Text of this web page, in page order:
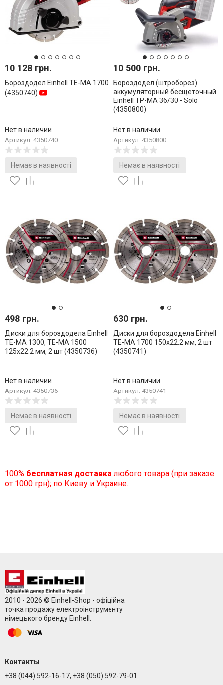
10 128 грн.
Бороздодел Einhell TE-MA 1700
(4350740)
Нет в наличии
Артикул: 4350740
Немає в наявності
10 500 грн.
Бороздодел (штроборез)
аккумуляторный бесщеточный
Einhell TP-MA 36/30 - Solo
(4350800)
Нет в наличии
Артикул: 4350800
Немає в наявності
498 грн.
Диски для бороздодела Einhell
TE-MA 1300, TE-MA 1500
125х22.2 мм, 2 шт (4350736)
Нет в наличии
Артикул: 4350736
Немає в наявності
630 грн.
Диски для бороздодела Einhell
TE-MA 1700 150х22.2 мм, 2 шт
(4350741)
Нет в наличии
Артикул: 4350741
Немає в наявності
100% бесплатная доставка любого товара (при заказе
от 1000 грн); по Киеву и Украине.
2010 - 2026 © Einhell-Shop - офіційна
точка продажу електроінструменту
німецького бренду Einhell.
Контакты
+38 (044) 592-16-17, +38 (050) 592-79-01